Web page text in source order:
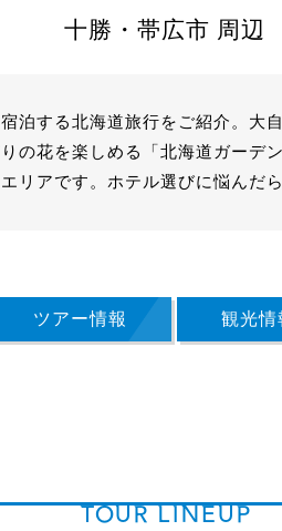
十勝・帯広市 周辺
泊する北海道旅行をご紹介。大
の花を楽しめる「北海道ガーデ
リアです。ホテル選びに悩んだ
ツアー情報 観光情
TOUR LINEUP